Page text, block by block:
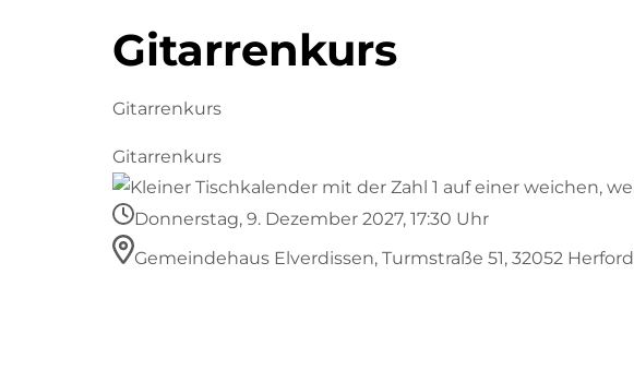
Gitarrenkurs
Gitarrenkurs
Gitarrenkurs
Donnerstag, 9. Dezember 2027, 17:30 Uhr
Gemeindehaus Elverdissen, Turmstraße 51, 32052 Herford